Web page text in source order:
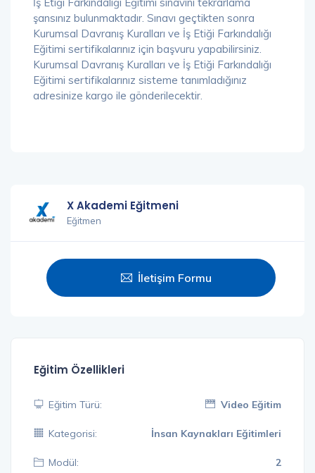
şansınız bulunmaktadır. Sınavı geçtikten sonra
Kurumsal Davranış Kuralları ve İş Etiği Farkındalığı
Eğitimi sertifikalarınız için başvuru yapabilirsiniz.
Kurumsal Davranış Kuralları ve İş Etiği Farkındalığı
Eğitimi sertifikalarınız sisteme tanımladığınız
adresinize kargo ile gönderilecektir.
X Akademi Eğitmeni
Eğitmen
İletişim Formu
Eğitim Özellikleri
Eğitim Türü: Video Eğitim
Kategorisi: İnsan Kaynakları Eğitimleri
Modül: 2